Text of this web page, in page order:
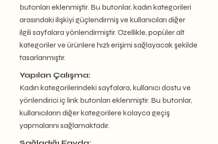
butonları eklenmiştir. Bu butonlar, kadın kategorileri
arasındaki ilişkiyi güçlendirmiş ve kullanıcıları diğer
ilgili sayfalara yönlendirmiştir. Özellikle, popüler alt
kategoriler ve ürünlere hızlı erişimi sağlayacak şekilde
tasarlanmıştır.
Yapılan Çalışma:
Kadın kategorilerindeki sayfalara, kullanıcı dostu ve
yönlendirici iç link butonları eklenmiştir. Bu butonlar,
kullanıcıların diğer kategorilere kolayca geçiş
yapmalarını sağlamaktadır.